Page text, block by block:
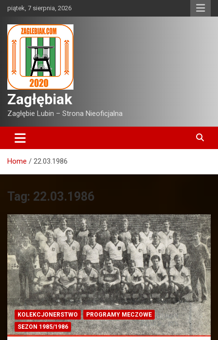
Skip
content
piątek, 7 sierpnia, 2026
Zagłębiak
Zagłębie Lubin – Strona Nieoficjalna
Home 22.03.1986
Tag: 22.03.1986
KOLEKCJONERSTWO
PROGRAMY MECZOWE
SEZON 1985/1986